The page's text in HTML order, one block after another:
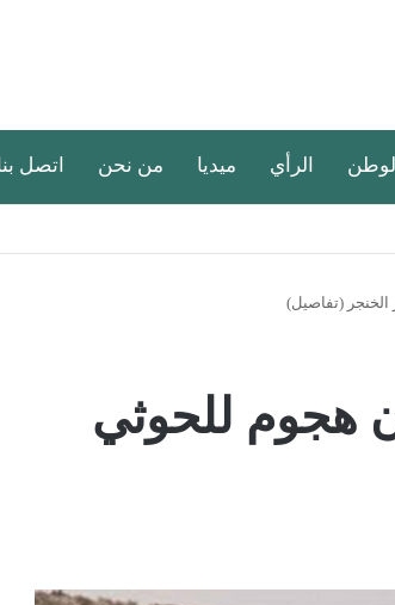
الرأي ميديا من نحن اتصل
(تفاصيل)
هجوم للحوثي